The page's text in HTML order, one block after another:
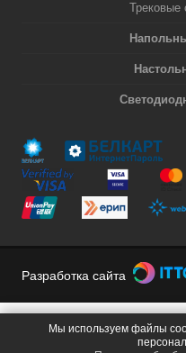
Трековые
Разработка сайта
Мы используем файлы